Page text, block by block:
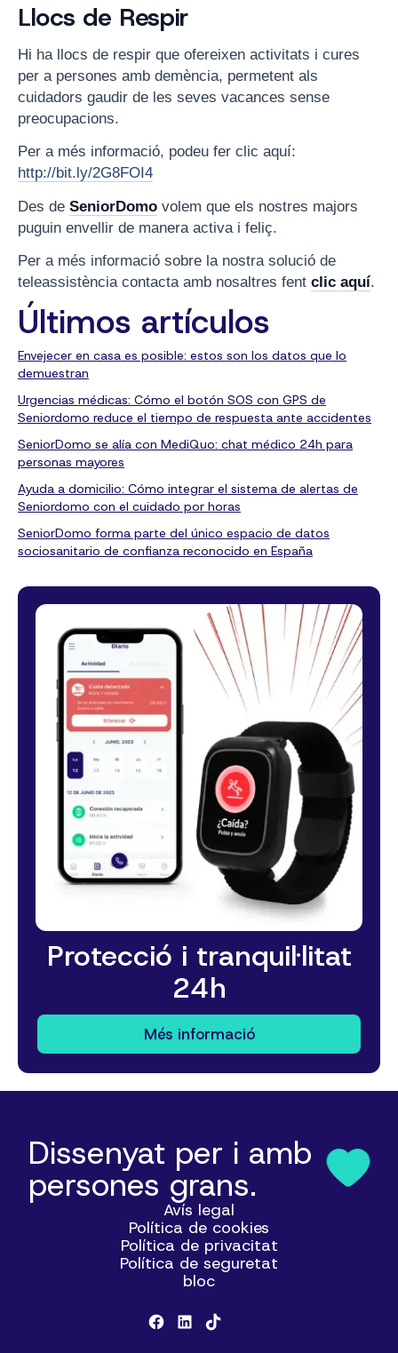
Llocs de Respir
Hi ha llocs de respir que ofereixen activitats i cures
per a persones amb demència, permetent als
cuidadors gaudir de les seves vacances sense
preocupacions.
Per a més informació, podeu fer clic aquí:
http://bit.ly/2G8FOI4
Des de SeniorDomo volem que els nostres majors
puguin envellir de manera activa i feliç.
Per a més informació sobre la nostra solució de
teleassistència contacta amb nosaltres fent clic aquí.
Últimos artículos
Envejecer en casa es posible: estos son los datos que lo
demuestran
Urgencias médicas: Cómo el botón SOS con GPS de
Seniordomo reduce el tiempo de respuesta ante accidentes
SeniorDomo se alía con MediQuo: chat médico 24h para
personas mayores
Ayuda a domicilio: Cómo integrar el sistema de alertas de
Seniordomo con el cuidado por horas
SeniorDomo forma parte del único espacio de datos
sociosanitario de confianza reconocido en España
Protecció i tranquil·litat
24h
Més informació
Dissenyat per i amb
persones grans.
Avís legal
Política de cookies
Política de privacitat
Política de seguretat
bloc